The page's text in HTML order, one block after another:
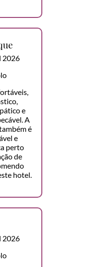
2026
e
A
é
e
perto
de
hotel.
2026